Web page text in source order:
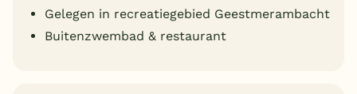
Gelegen in recreatiegebied Geestmerambacht
Buitenzwembad & restaurant